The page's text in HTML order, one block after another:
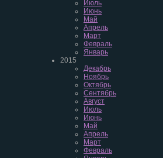
Июль
Июнь
Май
Апрель
Март
Февраль
Январь
2015
Декабрь
Ноябрь
Октябрь
Сентябрь
Август
Июль
Июнь
Май
Апрель
Март
Февраль